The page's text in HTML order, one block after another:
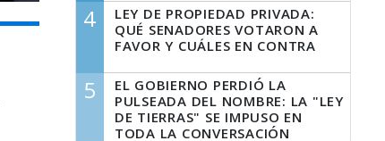
PERONISMO
4
LEY DE PROPIEDAD PRIVADA:
QUÉ SENADORES VOTARON A
FAVOR Y CUÁLES EN CONTRA
5
EL GOBIERNO PERDIÓ LA
PULSEADA DEL NOMBRE: LA "LEY
DE TIERRAS" SE IMPUSO EN
TODA LA CONVERSACIÓN